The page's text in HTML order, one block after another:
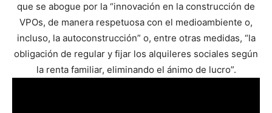
que se abogue por la “innovación en la construcción de
VPOs, de manera respetuosa con el medioambiente o,
incluso, la autoconstrucción” o, entre otras medidas, “la
obligación de regular y fijar los alquileres sociales según
la renta familiar, eliminando el ánimo de lucro”.